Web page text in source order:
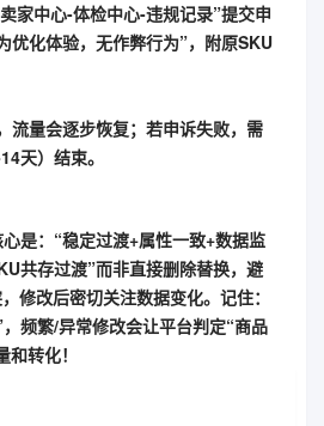
家中心-体检中心-违规记录”提交申
优化体验，无作弊行为”，附原SKU
流量会逐步恢复；若申诉失败，需
天）结束。
是： “稳定过渡+属性一致+数据监
共存过渡”而非直接删除替换，避
修改后密切关注数据变化。记住：
频繁/异常修改会让平台判定“商品
转化！